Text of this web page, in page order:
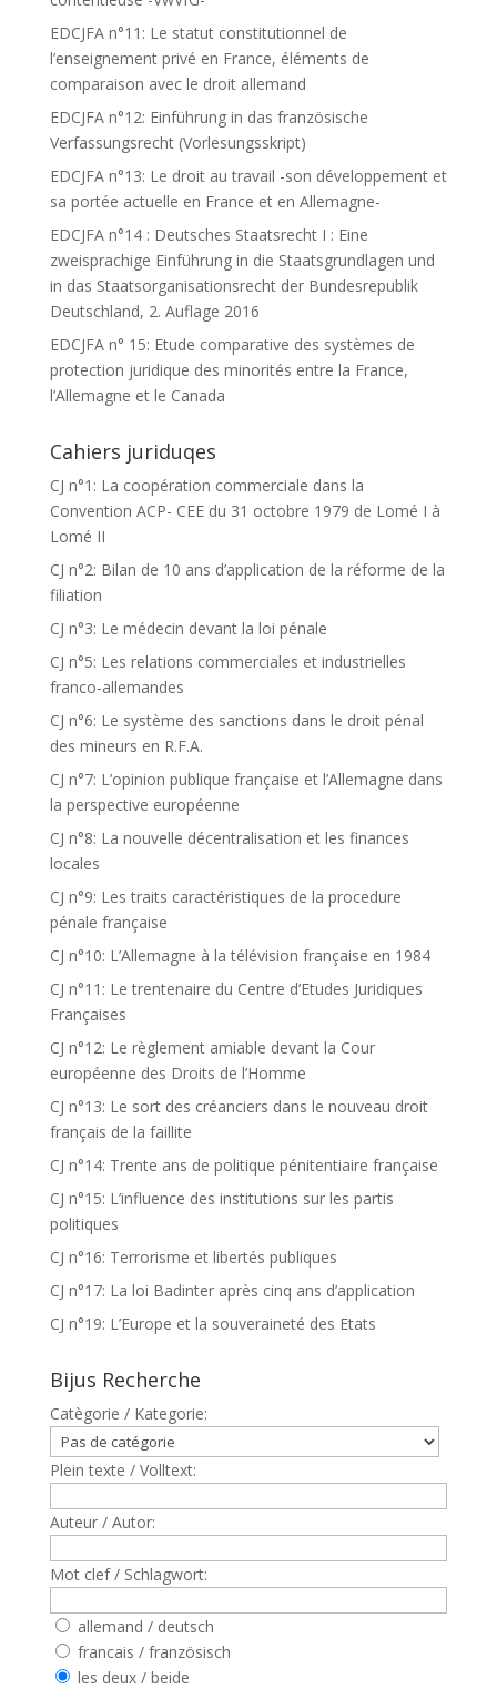
EDCJFA n°11: Le statut constitutionnel de
l’enseignement privé en France, éléments de
comparaison avec le droit allemand
EDCJFA n°12: Einführung in das französische
Verfassungsrecht (Vorlesungsskript)
EDCJFA n°13: Le droit au travail -son développement et
sa portée actuelle en France et en Allemagne-
EDCJFA n°14 : Deutsches Staatsrecht I : Eine
zweisprachige Einführung in die Staatsgrundlagen und
in das Staatsorganisationsrecht der Bundesrepublik
Deutschland, 2. Auflage 2016
EDCJFA n° 15: Etude comparative des systèmes de
protection juridique des minorités entre la France,
l’Allemagne et le Canada
Cahiers juriduqes
CJ n°1: La coopération commerciale dans la
Convention ACP- CEE du 31 octobre 1979 de Lomé I à
Lomé II
CJ n°2: Bilan de 10 ans d’application de la réforme de la
filiation
CJ n°3: Le médecin devant la loi pénale
CJ n°5: Les relations commerciales et industrielles
franco-allemandes
CJ n°6: Le système des sanctions dans le droit pénal
des mineurs en R.F.A.
CJ n°7: L’opinion publique française et l’Allemagne dans
la perspective européenne
CJ n°8: La nouvelle décentralisation et les finances
locales
CJ n°9: Les traits caractéristiques de la procedure
pénale française
CJ n°10: L’Allemagne à la télévision française en 1984
CJ n°11: Le trentenaire du Centre d’Etudes Juridiques
Françaises
CJ n°12: Le règlement amiable devant la Cour
européenne des Droits de l’Homme
CJ n°13: Le sort des créanciers dans le nouveau droit
français de la faillite
CJ n°14: Trente ans de politique pénitentiaire française
CJ n°15: L’influence des institutions sur les partis
politiques
CJ n°16: Terrorisme et libertés publiques
CJ n°17: La loi Badinter après cinq ans d’application
CJ n°19: L’Europe et la souveraineté des Etats
Bijus Recherche
Catègorie / Kategorie:
Plein texte / Volltext:
Auteur / Autor:
Mot clef / Schlagwort:
allemand / deutsch
francais / französisch
les deux / beide